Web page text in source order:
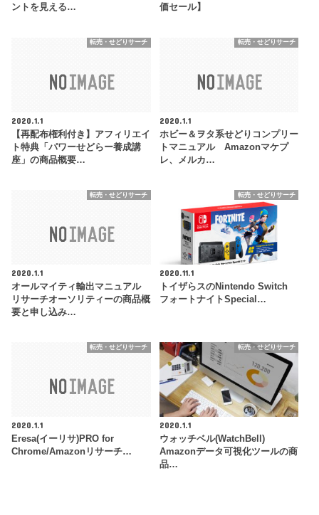
ントを見える… 価セール】
転売・せどりサーチ
2020.1.1
【再配布権利付き】アフィリエイ
ト特典「パワーせどらー養成講
座」の商品概要…
転売・せどりサーチ
2020.1.1
ホビー＆ヲタ系せどりコンプリー
トマニュアル Amazonマケプ
レ、メルカ…
転売・せどりサーチ
2020.1.1
オールマイティ輸出マニュアル
リサーチオーソリティーの商品概
要と申し込み…
転売・せどりサーチ
2020.11.1
トイザらスのNintendo Switch
フォートナイトSpecial…
転売・せどりサーチ
2020.1.1
Eresa(イーリサ)PRO for
Chrome/Amazonリサーチ…
転売・せどりサーチ
2020.1.1
ウォッチベル(WatchBell)
Amazonデータ可視化ツールの商
品…